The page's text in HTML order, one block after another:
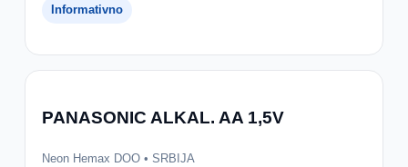
Informativno
PANASONIC ALKAL. AA 1,5V
Neon Hemax DOO • SRBIJA